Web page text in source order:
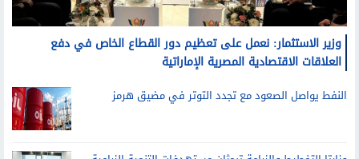
وزير الاستثمار: نعمل على تعظيم دور القطاع الخاص في دفع
العلاقات الاقتصادية المصرية الإماراتية
النفط يواصل الصعود مع تجدد التوتر في مضيق هرمز